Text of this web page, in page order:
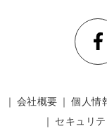
｜ 会社概要 ｜個人情
｜ セキュリ